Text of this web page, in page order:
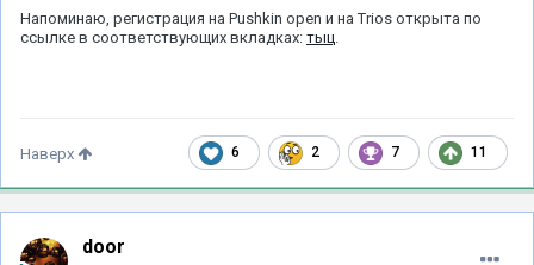
Напоминаю, регистрация на Pushkin open и на Trios открыта по
ссылке в соответствующих вкладках: тыц.
6 2 7 11
Наверх
door